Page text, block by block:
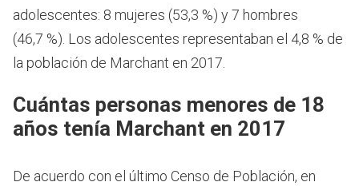
adolescentes: 8 mujeres (53,3 %) y 7 hombres
(46,7 %). Los adolescentes representaban el 4,8 % de
la población de Marchant en 2017.
Cuántas personas menores de 18
años tenía Marchant en 2017
De acuerdo con el último Censo de Población, en